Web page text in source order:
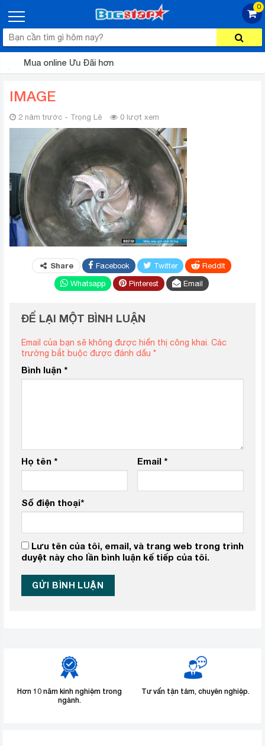
0
Mua online Ưu Đãi hơn
IMAGE
2 năm trước - Trọng Lê 0 lượt xem
Share Facebook Twitter
ReddIt
Whatsapp
Pinterest Email
ĐỂ LẠI MỘT BÌNH LUẬN
Email của bạn sẽ không được hiển thị công khai. Các
trường bắt buộc được đánh dấu *
Bình luận *
Họ tên * Email *
Số điện thoại*
Lưu tên của tôi, email, và trang web trong trình
duyệt này cho lần bình luận kế tiếp của tôi.
Hơn 10 năm kinh nghiệm trong
ngành.
Tư vấn tận tâm, chuyên nghiệp.